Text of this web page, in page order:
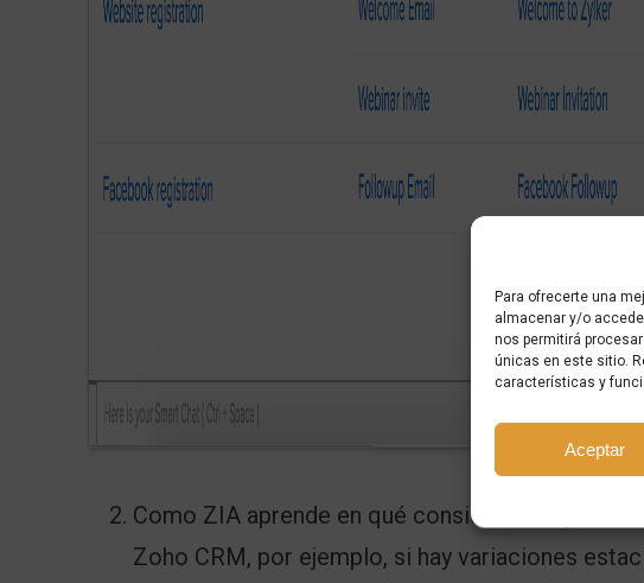
Para ofrecerte una
almacenar y/o
nos permitirá
únicas en este sitio.
características y
Aceptar
Como ZIA aprende en qué consiste tu negocio
Zoho CRM, por ejemplo, si hay variaciones